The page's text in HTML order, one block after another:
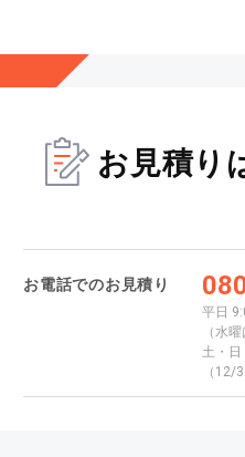
お見積り
お電話でのお見積り
平日
（水
土・
（12/